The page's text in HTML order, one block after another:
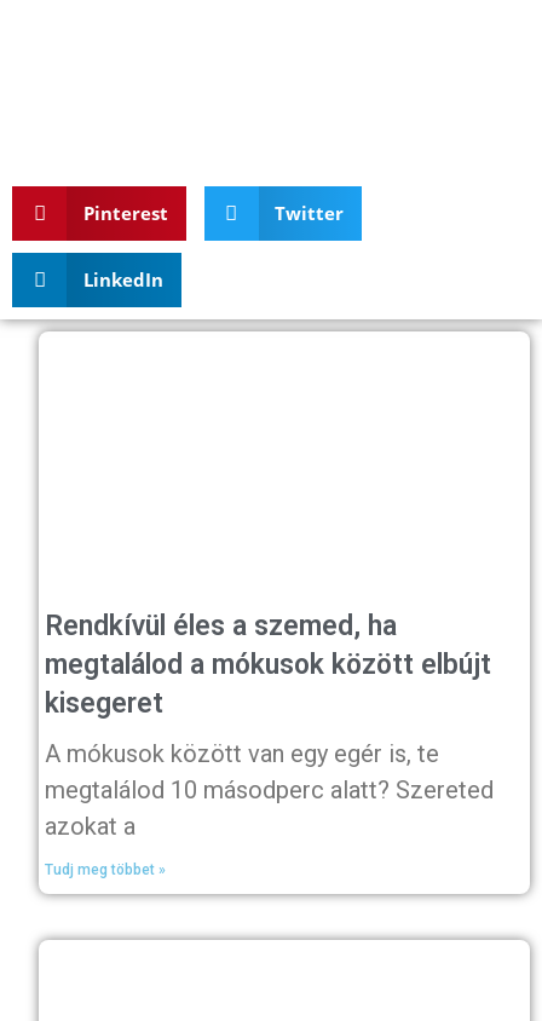
Pinterest Twitter
LinkedIn
Rendkívül éles a szemed, ha
megtalálod a mókusok között elbújt
kisegeret
A mókusok között van egy egér is, te
megtalálod 10 másodperc alatt? Szereted
azokat a
Tudj meg többet »